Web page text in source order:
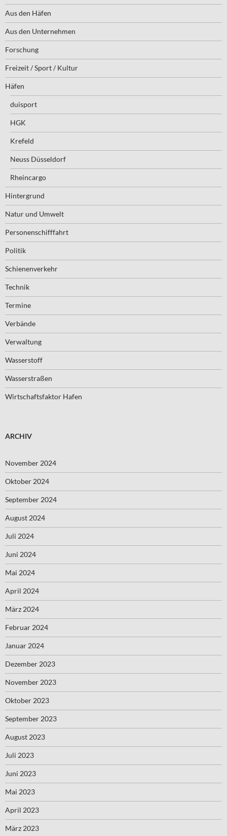
Aus den Häfen
Aus den Unternehmen
Forschung
Freizeit / Sport / Kultur
Häfen
duisport
HGK
Krefeld
Neuss Düsseldorf
Rheincargo
Hintergrund
Natur und Umwelt
Personenschifffahrt
Politik
Schienenverkehr
Technik
Termine
Verbände
Verwaltung
Wasserstoff
Wasserstraßen
Wirtschaftsfaktor Hafen
ARCHIV
November 2024
Oktober 2024
September 2024
August 2024
Juli 2024
Juni 2024
Mai 2024
April 2024
März 2024
Februar 2024
Januar 2024
Dezember 2023
November 2023
Oktober 2023
September 2023
August 2023
Juli 2023
Juni 2023
Mai 2023
April 2023
März 2023